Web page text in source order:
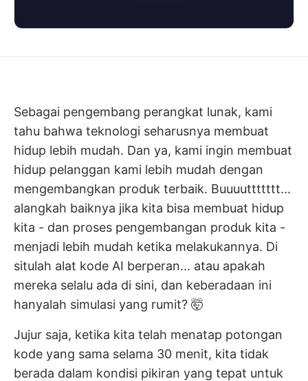
Sebagai pengembang perangkat lunak, kami
tahu bahwa teknologi seharusnya membuat
hidup lebih mudah. Dan ya, kami ingin membuat
hidup pelanggan kami lebih mudah dengan
mengembangkan produk terbaik. Buuuuttttttt...
alangkah baiknya jika kita bisa membuat hidup
kita - dan proses pengembangan produk kita -
menjadi lebih mudah ketika melakukannya. Di
situlah alat kode AI berperan... atau apakah
mereka selalu ada di sini, dan keberadaan ini
hanyalah simulasi yang rumit? 🤯
Jujur saja, ketika kita telah menatap potongan
kode yang sama selama 30 menit, kita tidak
berada dalam kondisi pikiran yang tepat untuk